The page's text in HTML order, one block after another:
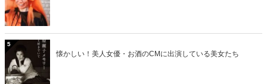
5
懐かしい！美人女優・お酒のCMに出演している美女たち